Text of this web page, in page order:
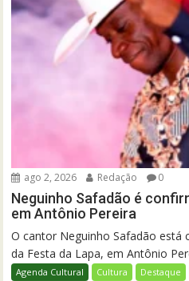
ago 2, 2026 Redação 0
Neguinho Safadão é
em Antônio Pereira
O cantor Neguinho Safadão está
da Festa da Lapa, em Antônio
Agenda Cultural Cultura Destaque